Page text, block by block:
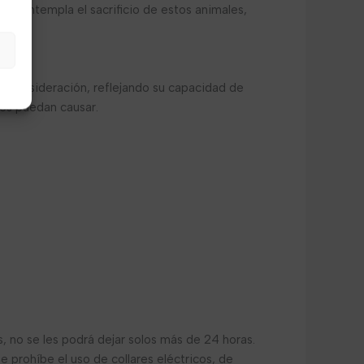
contempla el sacrificio de estos animales,
consideración, reflejando su capacidad de
puedan causar.
se les podrá dejar solos más de 24 horas.
prohíbe el uso de collares eléctricos, de